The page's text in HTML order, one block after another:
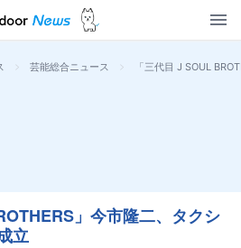
> 芸能総合ニュース > 「三代目 J SOUL
」今市隆二、タクシ
立